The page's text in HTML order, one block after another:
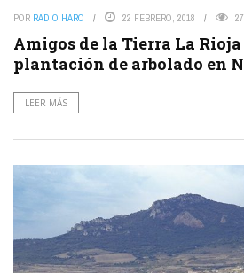
POR RADIO HARO 22 FEBRERO, 2018
Amigos de la Tierra La
plantación de arbolado en
LEER MÁS